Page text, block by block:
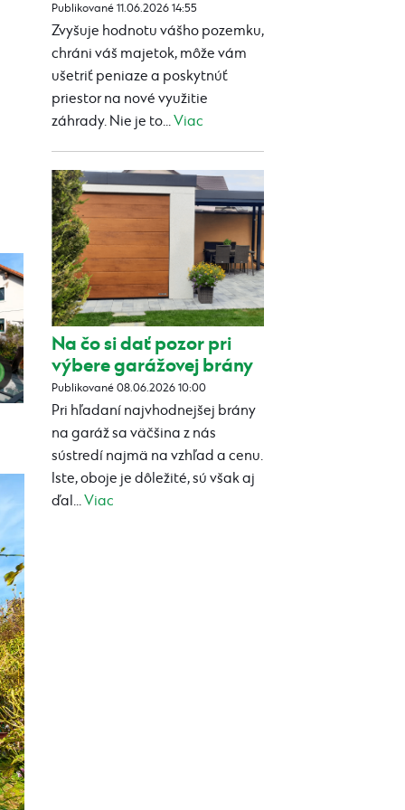
Publikované 11.06.2026 14:55
Zvyšuje hodnotu vášho pozemku,
chráni váš majetok, môže vám
ušetriť peniaze a poskytnúť
priestor na nové využitie
záhrady. Nie je to...Viac
Na čo si dať pozor pri
výbere garážovej brány
Publikované 08.06.2026 10:00
Pri hľadaní najvhodnejšej brány
na garáž sa väčšina z nás
sústredí najmä na vzhľad a cenu.
Iste, oboje je dôležité, sú však aj
ďal...Viac